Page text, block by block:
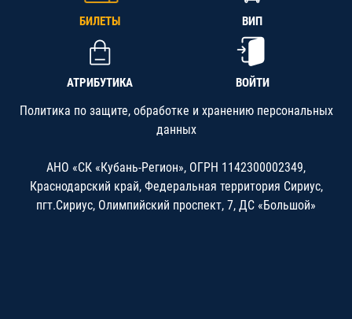
БИЛЕТЫ ВИП
АТРИБУТИКА ВОЙТИ
Политика по защите, обработке и хранению персональных
данных
АНО «СК «Кубань-Регион», ОГРН 1142300002349,
Краснодарский край, Федеральная территория Сириус,
пгт.Сириус, Олимпийский проспект, 7, ДС «Большой»